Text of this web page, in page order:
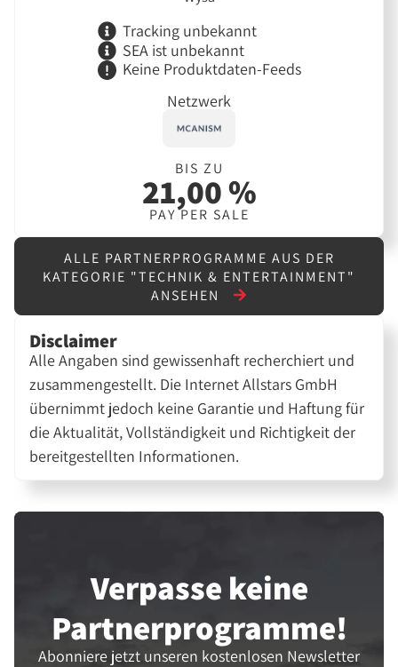
Tracking unbekannt
SEA ist unbekannt
Keine Produktdaten-Feeds
Netzwerk
BIS ZU
21,00 %
PAY PER SALE
ALLE PARTNERPROGRAMME AUS DER
KATEGORIE "TECHNIK & ENTERTAINMENT"
ANSEHEN
Disclaimer
Alle Angaben sind gewissenhaft recherchiert und
zusammengestellt. Die Internet Allstars GmbH
übernimmt jedoch keine Garantie und Haftung für
die Aktualität, Vollständigkeit und Richtigkeit der
bereitgestellten Informationen.
Verpasse keine
Partner­programme!
Abonniere jetzt unseren kostenlosen Newsletter